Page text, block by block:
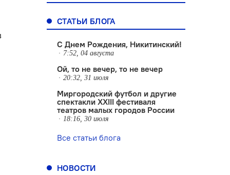
СТАТЬИ БЛОГА
С Днем Рождения, Никитинский!
7:52, 04 августа
Ой, то не вечер, то не вечер
20:32, 31 июля
Миргородский футбол и другие
спектакли XXIII фестиваля
театров малых городов России
18:16, 30 июля
Все статьи блога
НОВОСТИ